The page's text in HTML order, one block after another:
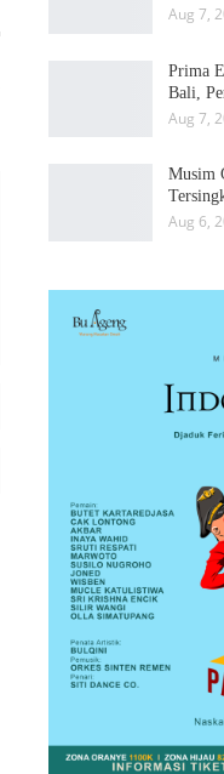
Aug 7,
Prima
Bali,
Aug 7,
Musim
Aug 6,